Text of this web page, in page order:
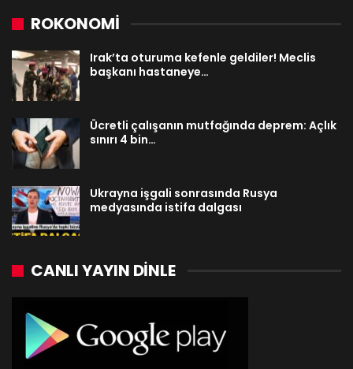
ROKONOMİ
Irak’ta oturuma kefenle geldiler! Meclis
başkanı hastaneye…
Ücretli çalışanın mutfağında deprem: Açlık
sınırı 4 bin…
Ukrayna işgali sonrasında Rusya
medyasında istifa dalgası
CANLI YAYIN DINLE